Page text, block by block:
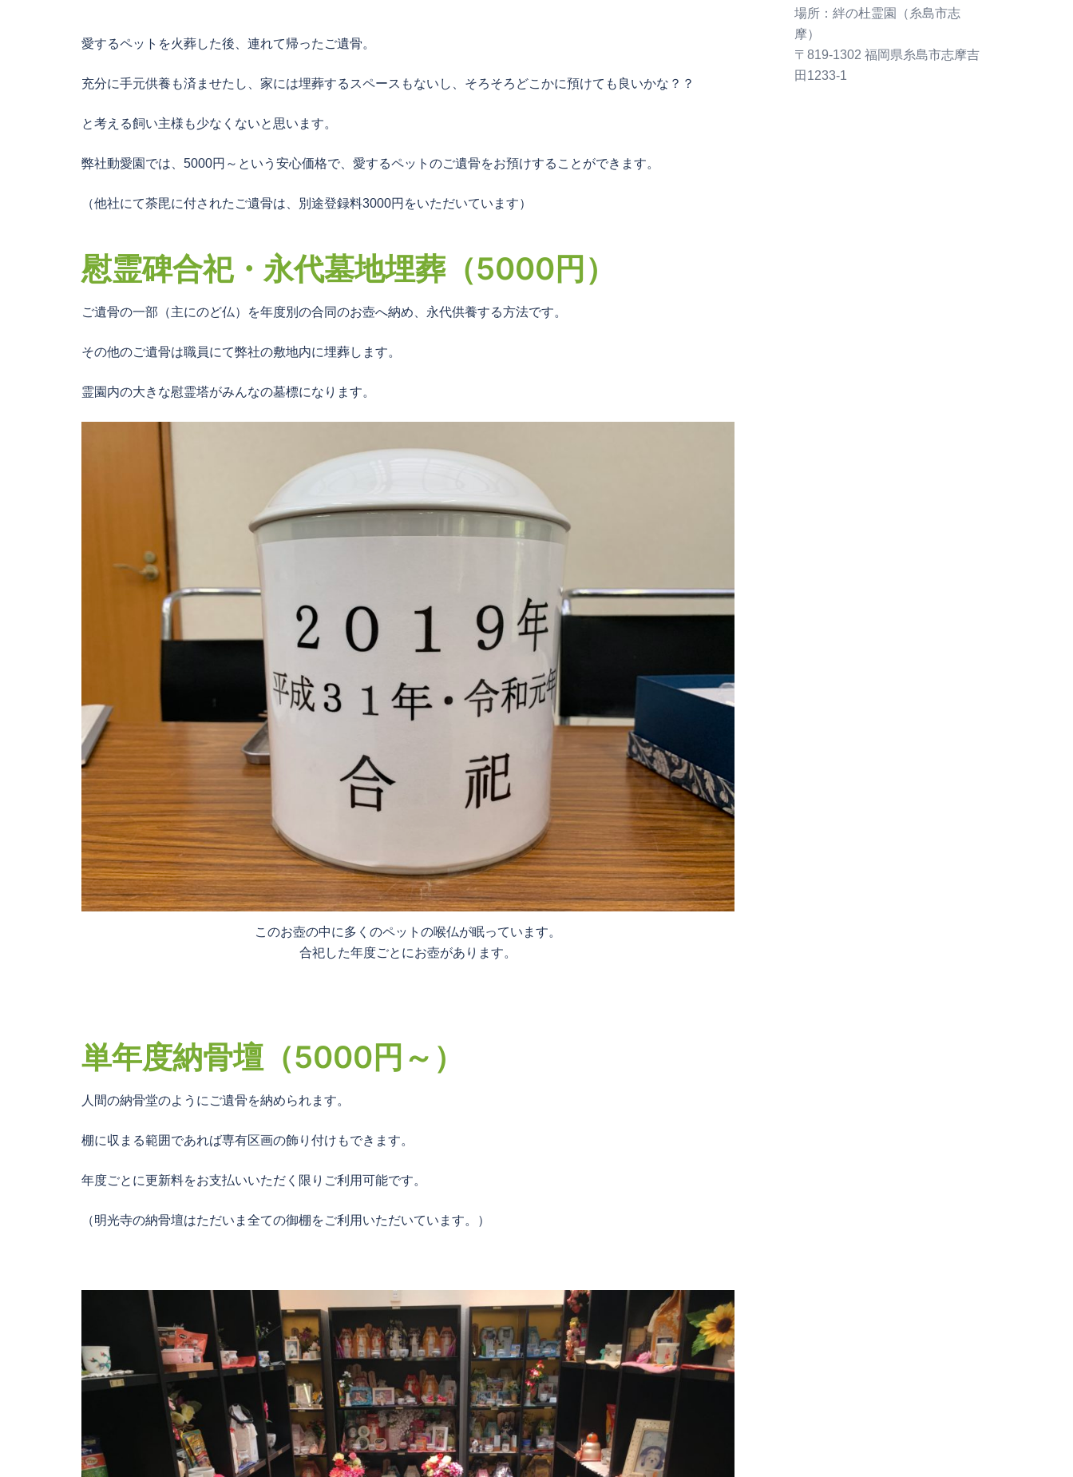
愛するペットを火葬した後、連れて帰ったご遺骨。
充分に手元供養も済ませたし、家には埋葬するスペースもないし、そろそろどこかに預けても良いかな？？
と考える飼い主様も少なくないと思います。
弊社動愛園では、5000円～という安心価格で、愛するペットのご遺骨をお預けすることができます。
（他社にて荼毘に付されたご遺骨は、別途登録料3000円をいただいています）
慰霊碑合祀・永代墓地埋葬（5000円）
ご遺骨の一部（主にのど仏）を年度別の合同のお壺へ納め、永代供養する方法です。
その他のご遺骨は職員にて弊社の敷地内に埋葬します。
霊園内の大きな慰霊塔がみんなの墓標になります。
このお壺の中に多くのペットの喉仏が眠っています。
合祀した年度ごとにお壺があります。
単年度納骨壇（5000円～）
人間の納骨堂のようにご遺骨を納められます。
棚に収まる範囲であれば専有区画の飾り付けもできます。
年度ごとに更新料をお支払いいただく限りご利用可能です。
（明光寺の納骨壇はただいま全ての御棚をご利用いただいています。）
場所：絆の杜霊園（糸島市志
摩）
〒819-1302 福岡県糸島市志摩吉
田1233-1